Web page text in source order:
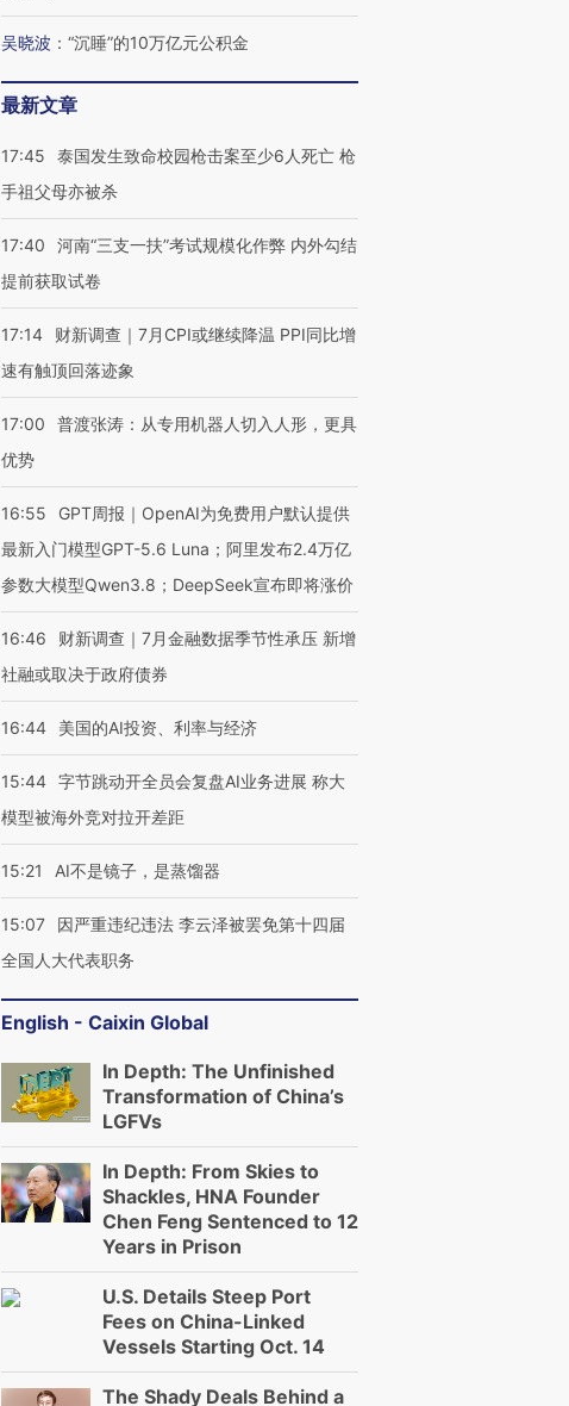
吴晓波 ： “沉睡”的10万亿元公积金
最新文章
17:45
泰国发生致命校园枪击案至少6人死亡 枪
手祖父母亦被杀
17:40
河南“三支一扶”考试规模化作弊 内外勾结
提前获取试卷
17:14
财新调查｜7月CPI或继续降温 PPI同比增
速有触顶回落迹象
17:00
普渡张涛：从专用机器人切入人形，更具
优势
16:55
GPT周报｜OpenAI为免费用户默认提供
最新入门模型GPT-5.6 Luna；阿里发布2.4万亿
参数大模型Qwen3.8；DeepSeek宣布即将涨价
16:46
财新调查｜7月金融数据季节性承压 新增
社融或取决于政府债券
16:44 美国的AI投资、利率与经济
15:44 字节跳动开全员会复盘AI业务进展 称大
模型被海外竞对拉开差距
15:21 AI不是镜子，是蒸馏器
15:07
因严重违纪违法 李云泽被罢免第十四届
全国人大代表职务
English - Caixin Global
In Depth: The Unfinished
Transformation of China’s
LGFVs
In Depth: From Skies to
Shackles, HNA Founder
Chen Feng Sentenced to 12
Years in Prison
U.S. Details Steep Port
Fees on China-Linked
Vessels Starting Oct. 14
The Shady Deals Behind a